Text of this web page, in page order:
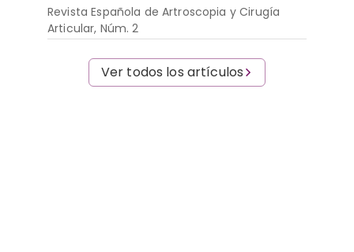
Revista Española de Artroscopia y Cirugía
Articular, Núm. 2
Ver todos los artículos